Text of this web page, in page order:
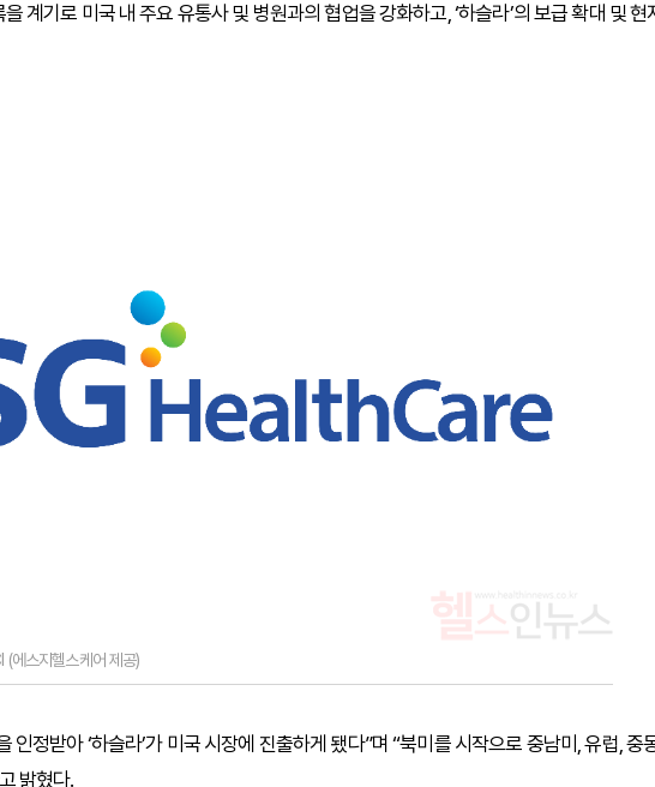
계기로 미국 내 주요 유통사 및 병원과의 협업을 강화하고, ‘하슬라’의 보급 확대 및 현
(에스지헬스케어 제공)
인정받아 ‘하슬라’가 미국 시장에 진출하게 됐다”며 “북미를 시작으로 중남미, 유럽, 중
밝혔다.